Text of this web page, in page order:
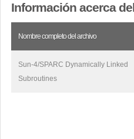
Información acerca
Nombre completo del archivo
Sun-4/SPARC Dynamically Linked
Subroutines